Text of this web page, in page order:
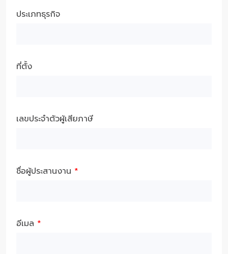
ประเภทธุรกิจ
ที่ตั้ง
เลขประจำตัวผู้เสียภาษี
ชื่อผู้ประสานงาน *
อีเมล *